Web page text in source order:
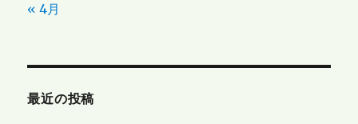
« 4月
最近の投稿